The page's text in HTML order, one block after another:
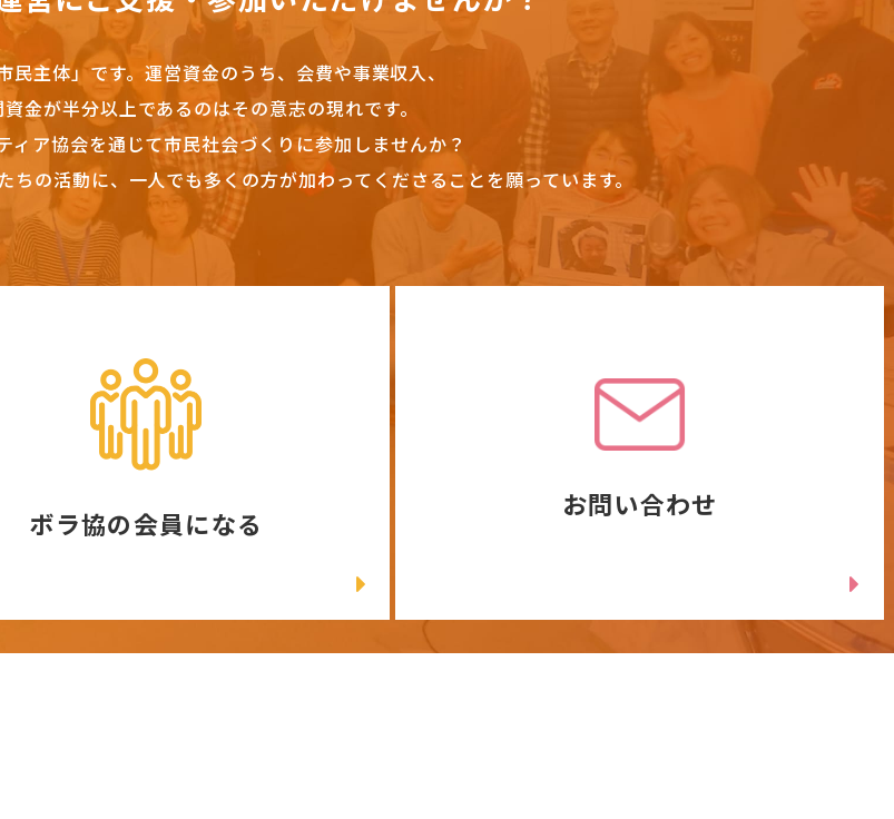
主体」です。 運営資金のうち、会費や事業収入、
金が半分以上であるのはその意志の現れです。
ィア協会を通じて市民社会づくりに参加しませんか？
の活動に、一人でも多くの方が加わってくださることを願っています。
ボラ協の会員になる
お問い合わせ